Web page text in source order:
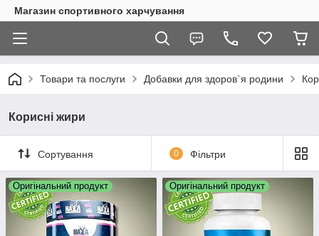
Магазин спортивного харчування
Товари та послуги Добавки для здоров`я родини
Корисні жири
Сортування 0 Фільтри
Оригінальний продукт Оригінальний продукт